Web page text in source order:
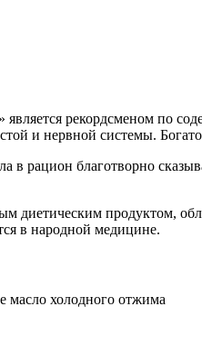
является рекордсменом по
и нервной системы.
в рацион благотворно
диетическим продуктом,
в народной медицине.
масло холодного отжима